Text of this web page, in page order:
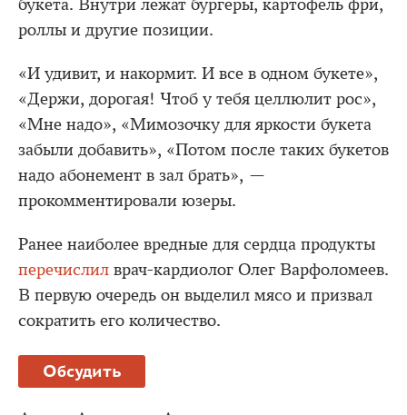
букета. Внутри лежат бургеры, картофель фри,
роллы и другие позиции.
«И удивит, и накормит. И все в одном букете»,
«Держи, дорогая! Чтоб у тебя целлюлит рос»,
«Мне надо», «Мимозочку для яркости букета
забыли добавить», «Потом после таких букетов
надо абонемент в зал брать», —
прокомментировали юзеры.
Ранее наиболее вредные для сердца продукты
перечислил врач-кардиолог Олег Варфоломеев.
В первую очередь он выделил мясо и призвал
сократить его количество.
Обсудить